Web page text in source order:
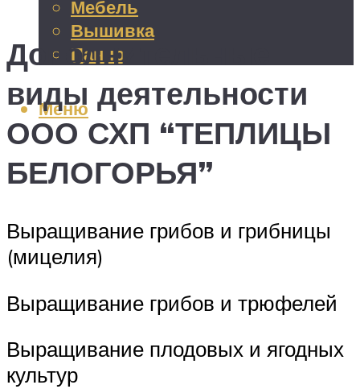
Мебель
Вышивка
Панно
Меню
Дополнительные
виды деятельности
ООО СХП “ТЕПЛИЦЫ
БЕЛОГОРЬЯ”
Выращивание грибов и грибницы
(мицелия)
Выращивание грибов и трюфелей
Выращивание плодовых и ягодных
культур